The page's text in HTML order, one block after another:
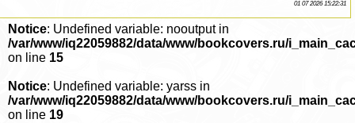
01 07 2026 15:22:31
Notice: Undefined variable: nooutput in
/var/www/iq22059882/data/www/bookcovers.ru/
on line 15
Notice: Undefined variable: yarss in
/var/www/iq22059882/data/www/bookcovers.ru/
on line 19